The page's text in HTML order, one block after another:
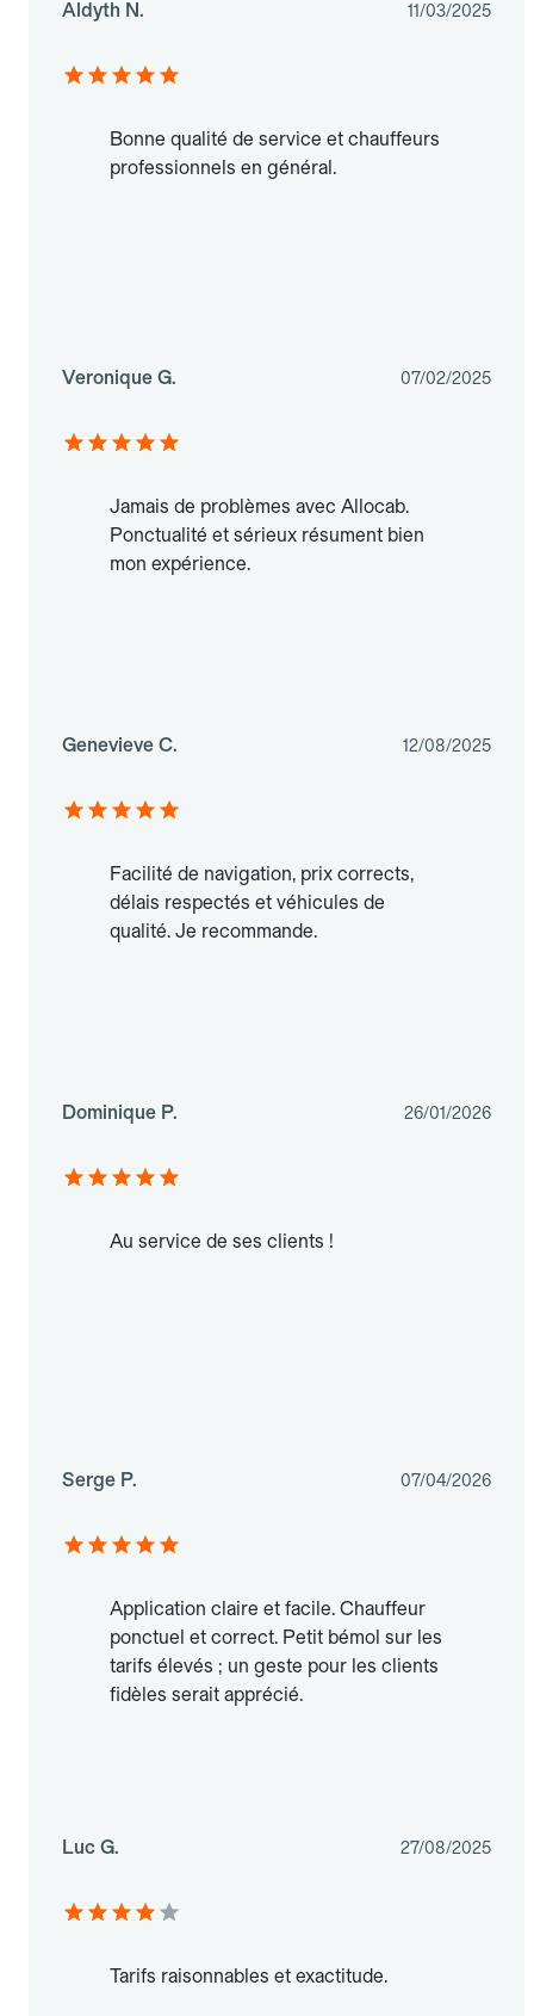
Aldyth N. 11/03/2025
Bonne qualité de service et chauffeurs
professionnels en général.
Veronique G. 07/02/2025
Jamais de problèmes avec Allocab.
Ponctualité et sérieux résument bien
mon expérience.
Genevieve C. 12/08/2025
Facilité de navigation, prix corrects,
délais respectés et véhicules de
qualité. Je recommande.
Dominique P. 26/01/2026
Au service de ses clients !
Serge P. 07/04/2026
Application claire et facile. Chauffeur
ponctuel et correct. Petit bémol sur les
tarifs élevés ; un geste pour les clients
fidèles serait apprécié.
Luc G. 27/08/2025
Tarifs raisonnables et exactitude.